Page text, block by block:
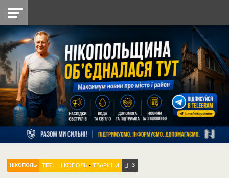
НІКОПОЛЬ
РАЙОН
СІЧЕСЛАВСЬКА
УКРАЇНА
РЕТРО
НІКОПОЛЬ
ЛАЙТ
УКРАЇНА
ДОПОМОГА
РАДІО
НІКОПОЛЬ ТЕГ: НІКОПОЛЬ •ТВАРИНИ 3